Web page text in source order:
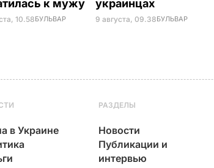
к мужу
10.58БУЛЬВАР
украинцах
9 августа, 09.38БУЛЬВАР
в Украине
РАЗДЕЛЫ
Новости
Публикации и
интервью